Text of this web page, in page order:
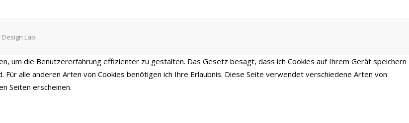
Lab
um die Benutzererfahrung effizienter zu gestalten. Das Gesetz besagt, dass ich Cookies auf Ihrem Gerät speichern
alle anderen Arten von Cookies benötigen ich Ihre Erlaubnis. Diese Seite verwendet verschiedene Arten von
Seiten erscheinen.